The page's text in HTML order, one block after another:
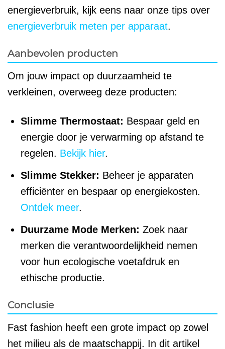
energieverbruik, kijk eens naar onze tips over
energieverbruik meten per apparaat.
Aanbevolen producten
Om jouw impact op duurzaamheid te
verkleinen, overweeg deze producten:
Slimme Thermostaat: Bespaar geld en
energie door je verwarming op afstand te
regelen. Bekijk hier.
Slimme Stekker: Beheer je apparaten
efficiënter en bespaar op energiekosten.
Ontdek meer.
Duurzame Mode Merken: Zoek naar
merken die verantwoordelijkheid nemen
voor hun ecologische voetafdruk en
ethische productie.
Conclusie
Fast fashion heeft een grote impact op zowel
het milieu als de maatschappij. In dit artikel